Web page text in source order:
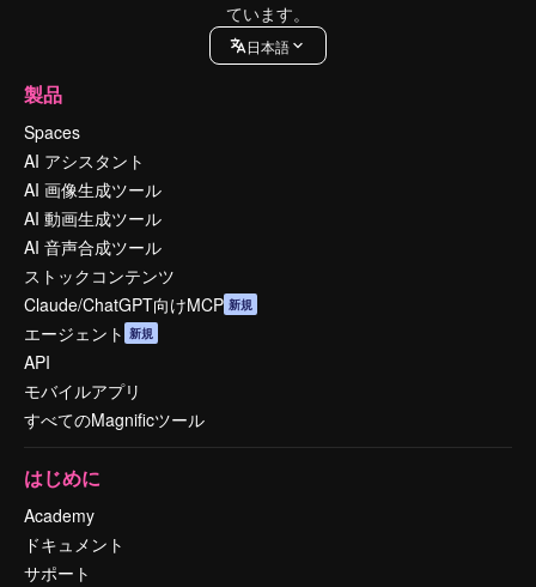
ています。
日本語
製品
Spaces
AI アシスタント
AI 画像生成ツール
AI 動画生成ツール
AI 音声合成ツール
ストックコンテンツ
Claude/ChatGPT向けMCP 新規
エージェント 新規
API
モバイルアプリ
すべてのMagnificツール
はじめに
Academy
ドキュメント
サポート